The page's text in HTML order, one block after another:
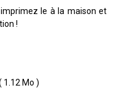
le à la maison et
!
1.12 Mo )